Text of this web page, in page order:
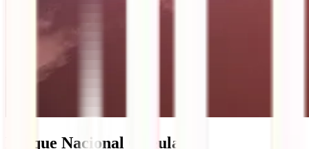
Parque Nacional Queulat